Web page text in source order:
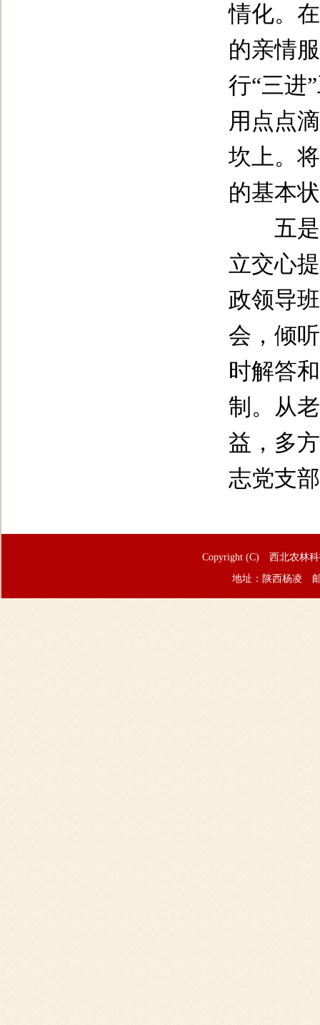
情化。
的亲情
行“三进
用点点
坎上。
的基本
五是
立交心
政领导
会，倾
时解答
制。从
益，多
志党支
Copyright (C) 西北农林
地址：陕西杨凌